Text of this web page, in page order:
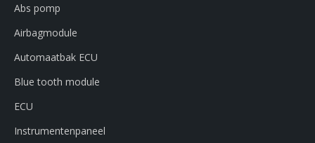
Abs pomp
Airbagmodule
Automaatbak ECU
Blue tooth module
ECU
Instrumentenpaneel